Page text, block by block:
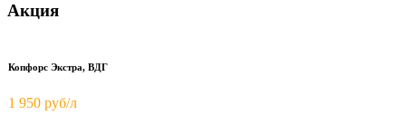
Акция
Копфорс Экстра, ВДГ
1 950 руб/л